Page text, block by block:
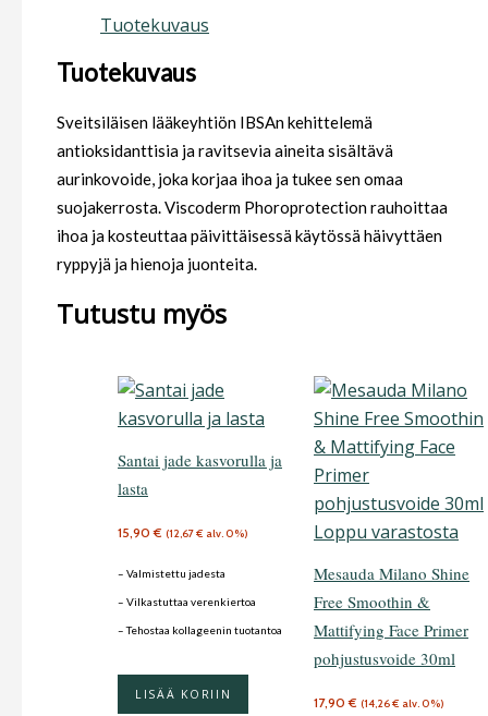
Tuotekuvaus
Tuotekuvaus
Sveitsiläisen lääkeyhtiön IBSAn kehittelemä
antioksidanttisia ja ravitsevia aineita sisältävä
aurinkovoide, joka korjaa ihoa ja tukee sen omaa
suojakerrosta. Viscoderm Phoroprotection rauhoittaa
ihoa ja kosteuttaa päivittäisessä käytössä häivyttäen
ryppyjä ja hienoja juonteita.
Tutustu myös
Santai jade kasvorulla ja
lasta
15,90€ (12,67€ alv. 0%)
– Valmistettu jadesta
– Vilkastuttaa verenkiertoa
– Tehostaa kollageenin tuotantoa
LISÄÄ KORIIN
Loppu varastosta
Mesauda Milano Shine
Free Smoothin &
Mattifying Face Primer
pohjustusvoide 30ml
17,90€ (14,26€ alv. 0%)